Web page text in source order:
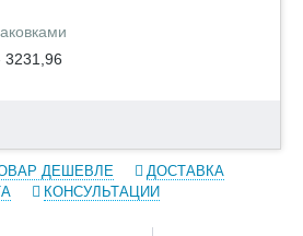
3231,96
ДЕШЕВЛЕ
ДОСТАВКА
КОНСУЛЬТАЦИИ